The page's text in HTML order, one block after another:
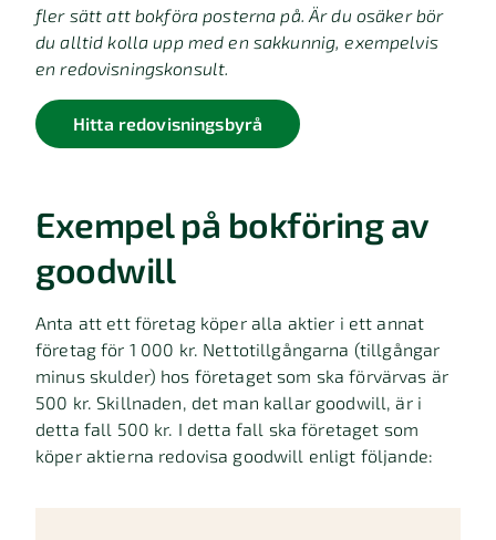
fler sätt att bokföra posterna på. Är du osäker bör
du alltid kolla upp med en sakkunnig, exempelvis
en redovisningskonsult.
Hitta redovisningsbyrå
Exempel på bokföring av
goodwill
Anta att ett företag köper alla aktier i ett annat
företag för 1 000 kr. Nettotillgångarna (tillgångar
minus skulder) hos företaget som ska förvärvas är
500 kr. Skillnaden, det man kallar goodwill, är i
detta fall 500 kr. I detta fall ska företaget som
köper aktierna redovisa goodwill enligt följande: